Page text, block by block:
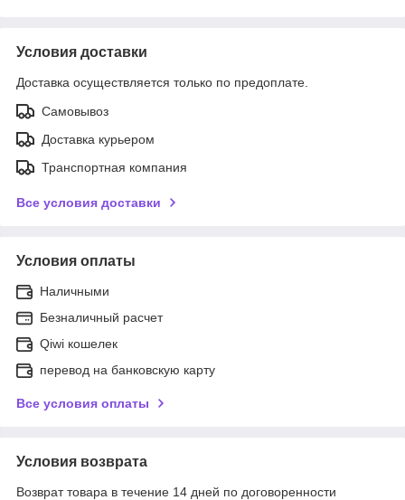
Условия доставки
Доставка осуществляется только по предоплате.
Самовывоз
Доставка курьером
Транспортная компания
Все условия доставки
Условия оплаты
Наличными
Безналичный расчет
Qiwi кошелек
перевод на банковскую карту
Все условия оплаты
Условия возврата
Возврат товара в течение 14 дней по договоренности